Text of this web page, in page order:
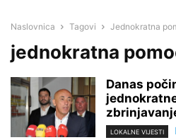
Naslovnica Tagovi Jednokratna
jednokratna
Danas
LOKALNE VIJESTI